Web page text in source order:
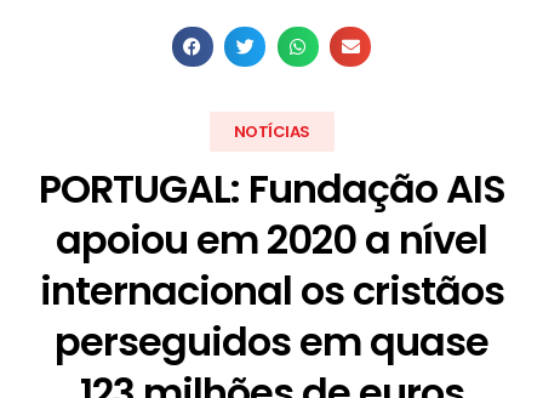
NOTÍCIAS
PORTUGAL: Fundação AIS
apoiou em 2020 a nível
internacional os cristãos
perseguidos em quase